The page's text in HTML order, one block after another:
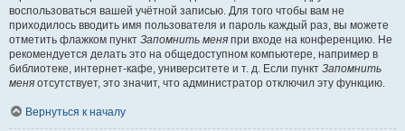
воспользоваться вашей учётной записью. Для того чтобы вам не
приходилось вводить имя пользователя и пароль каждый раз, вы можете
отметить флажком пункт Запомнить меня при входе на конференцию. Не
рекомендуется делать это на общедоступном компьютере, например в
библиотеке, интернет-кафе, университете и т. д. Если пункт Запомнить
меня отсутствует, это значит, что администратор отключил эту функцию.
Вернуться к началу